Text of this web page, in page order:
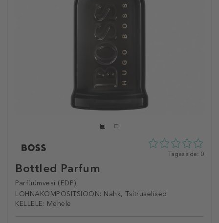
Bottled Parfum
Parfüümvesi (EDP)
LÕHNAKOMPOSITSIOON: Nahk, Tsitruselised
KELLELE: Mehele
0
Tagasiside: 0